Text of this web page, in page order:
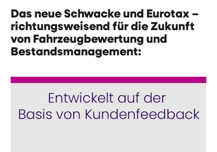
Das neue Schwacke und Eurotax –
richtungsweisend für die Zukunft
von Fahrzeugbewertung und
Bestandsmanagement: